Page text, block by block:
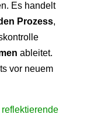
Es handelt
Prozess,
ableitet.
vor neuem
reflektierende